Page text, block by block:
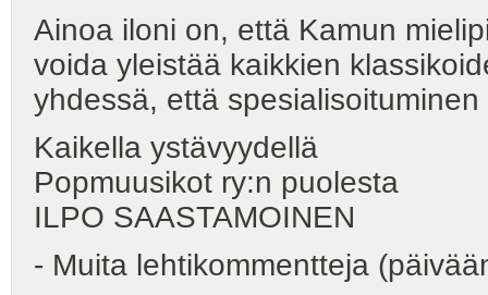
Ainoa iloni on, että Kamun
voida yleistää kaikkien
yhdessä, että
Kaikella ystävyydellä
Popmuusikot ry:n puolesta
ILPO SAASTAMOINEN
- Muita lehtikommentteja